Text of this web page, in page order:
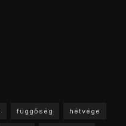
függőség hétvége